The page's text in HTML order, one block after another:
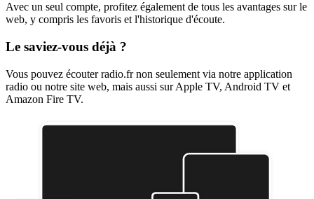
Avec un seul compte, profitez également de tous les avantages sur le
web, y compris les favoris et l'historique d'écoute.
Le saviez-vous déjà ?
Vous pouvez écouter radio.fr non seulement via notre application
radio ou notre site web, mais aussi sur Apple TV, Android TV et
Amazon Fire TV.